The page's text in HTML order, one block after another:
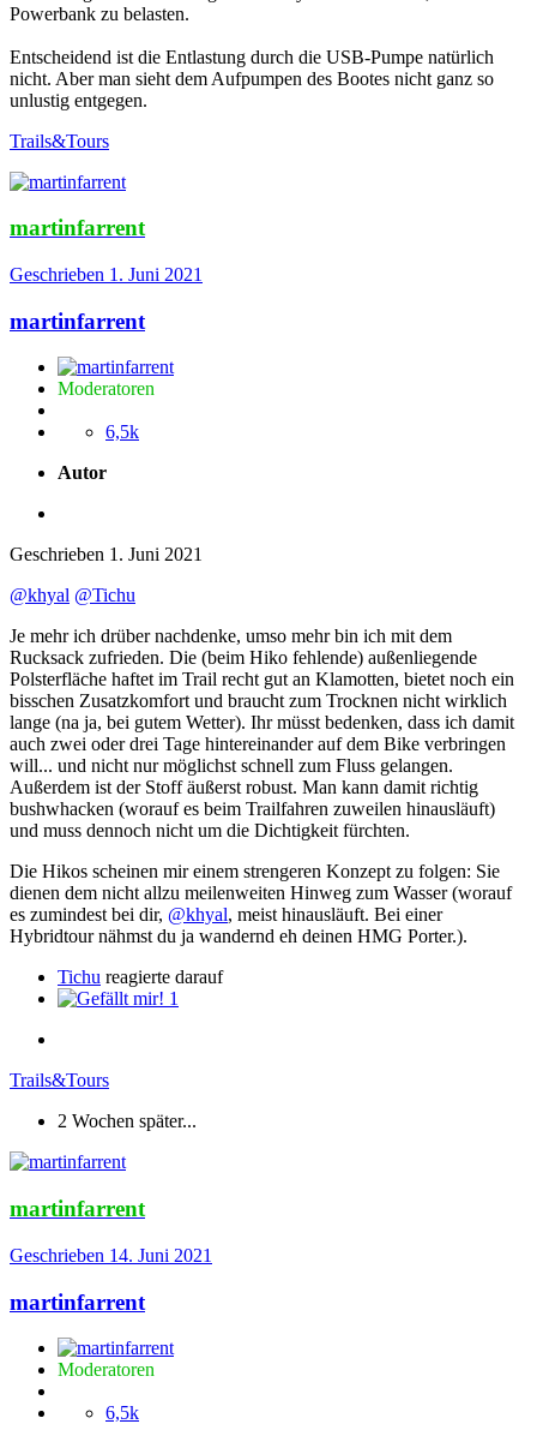
Powerbank zu belasten.
Entscheidend ist die Entlastung durch die USB-Pumpe natürlich
nicht. Aber man sieht dem Aufpumpen des Bootes nicht ganz so
unlustig entgegen.
Trails&Tours
martinfarrent
Geschrieben 1. Juni 2021
martinfarrent
Moderatoren
6,5k
Autor
Geschrieben 1. Juni 2021
@khyal @Tichu
Je mehr ich drüber nachdenke, umso mehr bin ich mit dem
Rucksack zufrieden. Die (beim Hiko fehlende) außenliegende
Polsterfläche haftet im Trail recht gut an Klamotten, bietet noch ein
bisschen Zusatzkomfort und braucht zum Trocknen nicht wirklich
lange (na ja, bei gutem Wetter). Ihr müsst bedenken, dass ich damit
auch zwei oder drei Tage hintereinander auf dem Bike verbringen
will... und nicht nur möglichst schnell zum Fluss gelangen.
Außerdem ist der Stoff äußerst robust. Man kann damit richtig
bushwhacken (worauf es beim Trailfahren zuweilen hinausläuft)
und muss dennoch nicht um die Dichtigkeit fürchten.
Die Hikos scheinen mir einem strengeren Konzept zu folgen: Sie
dienen dem nicht allzu meilenweiten Hinweg zum Wasser (worauf
es zumindest bei dir, @khyal, meist hinausläuft. Bei einer
Hybridtour nähmst du ja wandernd eh deinen HMG Porter.).
Tichu reagierte darauf
1
Trails&Tours
2 Wochen später...
martinfarrent
Geschrieben 14. Juni 2021
martinfarrent
Moderatoren
6,5k